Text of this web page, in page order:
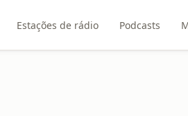
Estações de rádio Podcasts